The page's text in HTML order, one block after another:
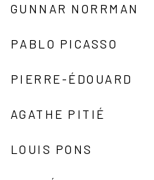
GUNNAR NORRMAN
PABLO PICASSO
PIERRE-ÉDOUARD
AGATHE PITIÉ
LOUIS PONS